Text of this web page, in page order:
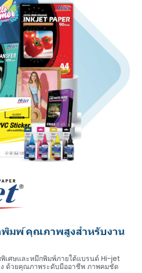
พิมพ์ คุณภาพสูงสำหรับงาน
เศษและหมึกพิมพ์ภายใต้แบรนด์ Hi-jet
ด้วยคุณภาพระดับมืออาชีพ ภาพคมชัด